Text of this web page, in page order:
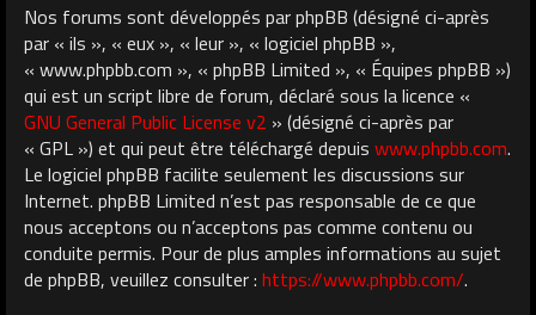
Nos forums sont développés par phpBB (désigné ci-après
par « ils », « eux », « leur », « logiciel phpBB »,
« www.phpbb.com », « phpBB Limited », « Équipes phpBB »)
qui est un script libre de forum, déclaré sous la licence «
GNU General Public License v2 » (désigné ci-après par
« GPL ») et qui peut être téléchargé depuis www.phpbb.com.
Le logiciel phpBB facilite seulement les discussions sur
Internet. phpBB Limited n’est pas responsable de ce que
nous acceptons ou n’acceptons pas comme contenu ou
conduite permis. Pour de plus amples informations au sujet
de phpBB, veuillez consulter : https://www.phpbb.com/.